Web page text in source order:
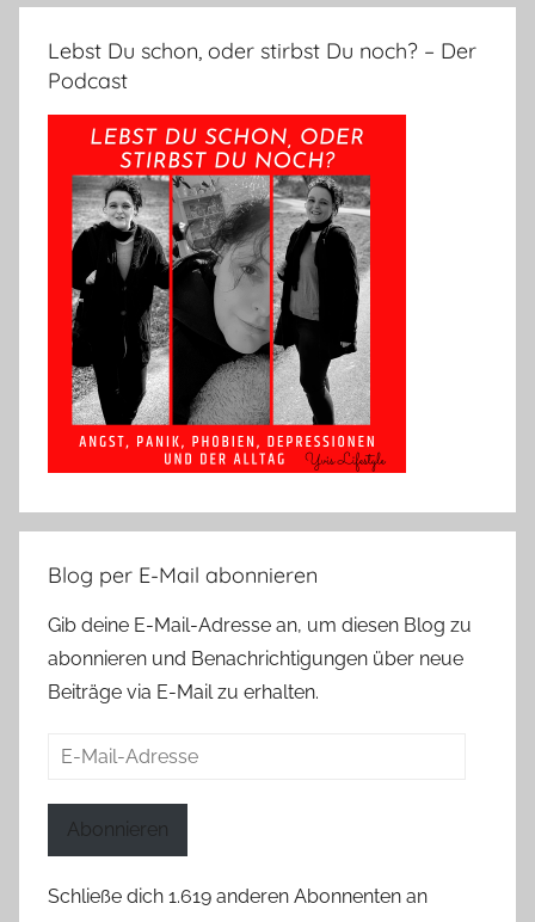
Lebst Du schon, oder stirbst Du noch? – Der
Podcast
Blog per E-Mail abonnieren
Gib deine E-Mail-Adresse an, um diesen Blog zu
abonnieren und Benachrichtigungen über neue
Beiträge via E-Mail zu erhalten.
E-
Abonnieren
Schließe dich 1.619 anderen Abonnenten an